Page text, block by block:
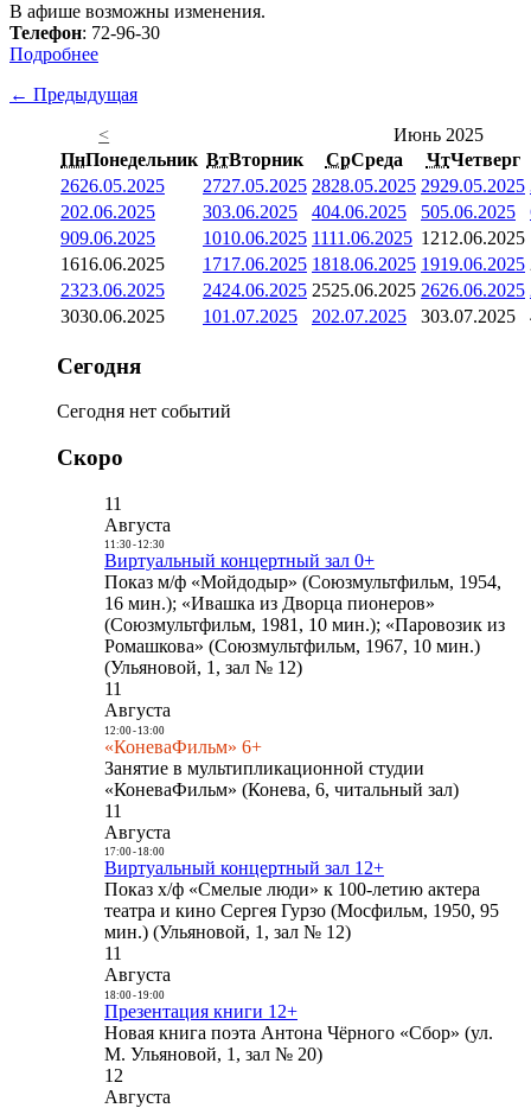
В афише возможны изменения.
Телефон: 72-96-30
Подробнее
← Предыдущая
<
Июнь 2025
ПнПонедельник ВтВторник СрСреда ЧтЧетверг
2626.05.2025 2727.05.2025 2828.05.2025 2929.05.2025
202.06.2025 303.06.2025 404.06.2025 505.06.2025
909.06.2025 1010.06.2025 1111.06.2025 1212.06.2025
1616.06.2025 1717.06.2025 1818.06.2025 1919.06.2025
2323.06.2025 2424.06.2025 2525.06.2025 2626.06.2025
3030.06.2025 101.07.2025 202.07.2025 303.07.2025
Сегодня
Сегодня нет событий
Скоро
11
Августа
11:30- 12:30
Виртуальный концертный зал 0+
Показ м/ф «Мойдодыр» (Союзмультфильм, 1954,
16 мин.); «Ивашка из Дворца пионеров»
(Союзмультфильм, 1981, 10 мин.); «Паровозик из
Ромашкова» (Союзмультфильм, 1967, 10 мин.)
(Ульяновой, 1, зал № 12)
11
Августа
12:00- 13:00
«КоневаФильм» 6+
Занятие в мультипликационной студии
«КоневаФильм» (Конева, 6, читальный зал)
11
Августа
17:00- 18:00
Виртуальный концертный зал 12+
Показ х/ф «Смелые люди» к 100-летию актера
театра и кино Сергея Гурзо (Мосфильм, 1950, 95
мин.) (Ульяновой, 1, зал № 12)
11
Августа
18:00- 19:00
Презентация книги 12+
Новая книга поэта Антона Чёрного «Сбор» (ул.
М. Ульяновой, 1, зал № 20)
12
Августа